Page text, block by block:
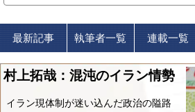
最新記事 執筆者一覧 連載一覧
村上拓哉：混沌のイラン情勢
イラン現体制が迷い込んだ政治の隘路